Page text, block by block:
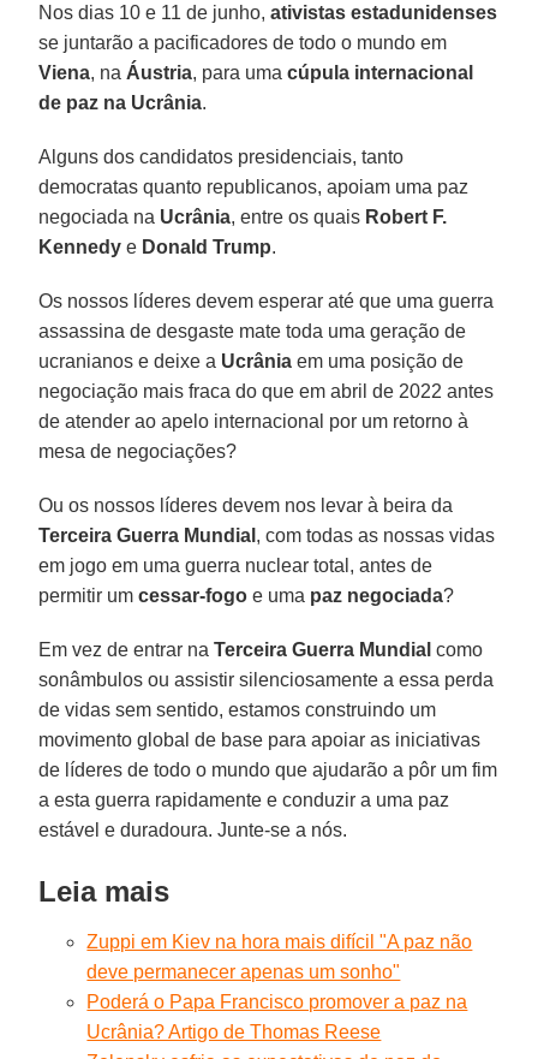
Nos dias 10 e 11 de junho,ativistas estadunidenses
se juntarão a pacificadores de todo o mundo em
Viena, na Áustria, para umacúpula internacional
de paz na Ucrânia.
Alguns dos candidatos presidenciais, tanto
democratas quanto republicanos, apoiam uma paz
negociada na Ucrânia, entre os quais Robert F.
Kennedy e Donald Trump.
Os nossos líderes devem esperar até que uma guerra
assassina de desgaste mate toda uma geração de
ucranianos e deixe a Ucrânia em uma posição de
negociação mais fraca do que em abril de 2022 antes
de atender ao apelo internacional por um retorno à
mesa de negociações?
Ou os nossos líderes devem nos levar à beira da
Terceira Guerra Mundial , com todas as nossas vidas
em jogo em uma guerra nuclear total, antes de
permitir umcessar-fogo e uma paz negociada?
Em vez de entrar naTerceira Guerra Mundial como
sonâmbulos ou assistir silenciosamente a essa perda
de vidas sem sentido, estamos construindo um
movimento global de base para apoiar as iniciativas
de líderes de todo o mundo que ajudarão a pôr um fim
a esta guerra rapidamente e conduzir a uma paz
estável e duradoura. Junte-se a nós.
Leia mais
Zuppi em Kiev na hora mais difícil "A paz não
deve permanecer apenas um sonho"
Poderá o Papa Francisco promover a paz na
Ucrânia? Artigo de Thomas Reese